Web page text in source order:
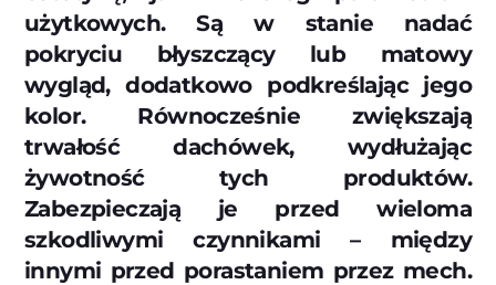
użytkowych. Są w stanie nadać
pokryciu błyszczący lub matowy
wygląd, dodatkowo podkreślając jego
kolor. Równocześnie zwiększają
trwałość dachówek, wydłużając
żywotność tych produktów.
Zabezpieczają je przed wieloma
szkodliwymi czynnikami – między
innymi przed porastaniem przez mech.